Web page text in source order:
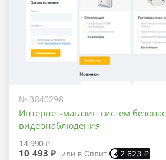
№ 3840298
Интернет-магазин систем
видеонаблюдения
14 990 ₽
10 493 ₽ или в Сплит 2 623₽